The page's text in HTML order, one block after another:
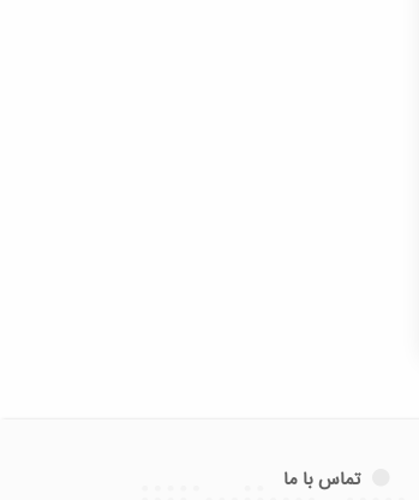
تماس با ما